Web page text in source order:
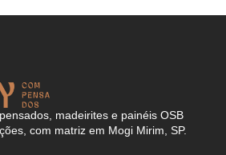
madeirites e painéis OSB
com matriz em Mogi Mirim, SP.